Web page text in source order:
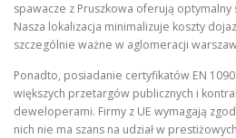
spawacze z Pruszkowa oferują optymalny
Nasza lokalizacja minimalizuje koszty
szczególnie ważne w aglomeracji
Ponadto, posiadanie certyfikatów EN
większych przetargów publicznych i
deweloperami. Firmy z UE wymagają
nich nie ma szans na udział w